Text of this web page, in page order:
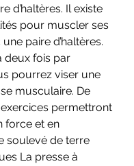
d’haltères. Il existe
pour muscler ses
paire d’haltères.
deux fois par
pourrez viser une
musculaire. De
permettront
force et en
soulevé de terre
La presse à